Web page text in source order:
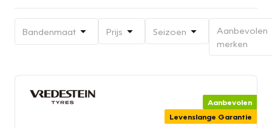
Bandenmaat Prijs Seizoen
Aanbevolen
merken
Aanbevolen
Levenslange Garantie